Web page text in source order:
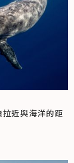
近與海洋的距